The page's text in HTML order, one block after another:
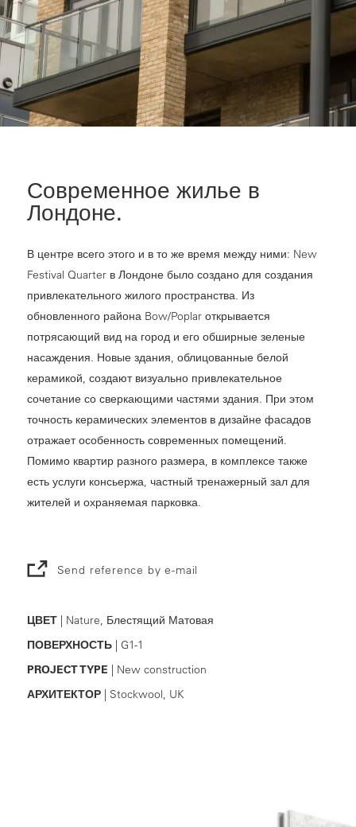
Современное жилье в
Лондоне.
В центре всего этого и в то же время между ними: New
Festival Quarter в Лондоне было создано для создания
привлекательного жилого пространства. Из
обновленного района Bow/Poplar открывается
потрясающий вид на город и его обширные зеленые
насаждения. Новые здания, облицованные белой
керамикой, создают визуально привлекательное
сочетание со сверкающими частями здания. При этом
точность керамических элементов в дизайне фасадов
отражает особенность современных помещений.
Помимо квартир разного размера, в комплексе также
есть услуги консьержа, частный тренажерный зал для
жителей и охраняемая парковка.
Send reference by e-mail
ЦВЕТ| Nature, Блестящий Матовая
ПОВЕРХНОСТЬ| G1-1
PROJECT TYPE | New construction
АРХИТЕКТОР| Stockwool, UK